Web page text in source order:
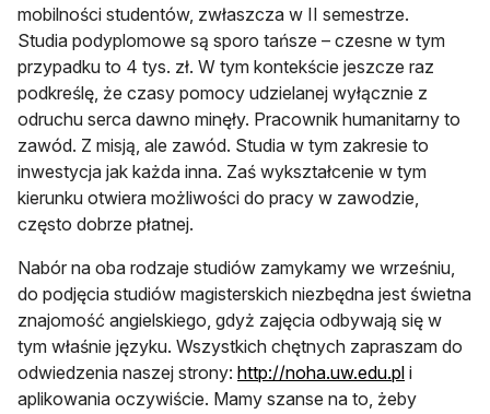
mobilności studentów, zwłaszcza w II semestrze.
Studia podyplomowe są sporo tańsze – czesne w tym
przypadku to 4 tys. zł. W tym kontekście jeszcze raz
podkreślę, że czasy pomocy udzielanej wyłącznie z
odruchu serca dawno minęły. Pracownik humanitarny to
zawód. Z misją, ale zawód. Studia w tym zakresie to
inwestycja jak każda inna. Zaś wykształcenie w tym
kierunku otwiera możliwości do pracy w zawodzie,
często dobrze płatnej.
Nabór na oba rodzaje studiów zamykamy we wrześniu,
do podjęcia studiów magisterskich niezbędna jest świetna
znajomość angielskiego, gdyż zajęcia odbywają się w
tym właśnie języku. Wszystkich chętnych zapraszam do
odwiedzenia naszej strony: http://noha.uw.edu.pl i
aplikowania oczywiście. Mamy szanse na to, żeby